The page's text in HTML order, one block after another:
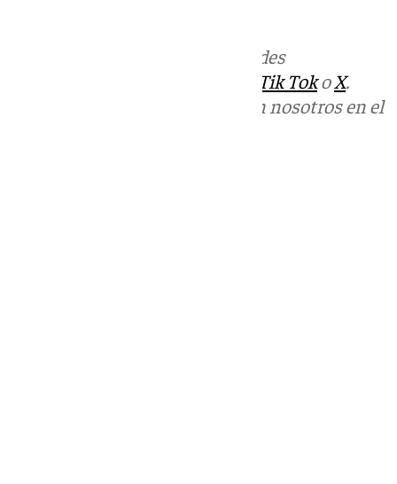
en las redes
Tik TokoX.
Puedes ponerte en contacto con nosotros en el